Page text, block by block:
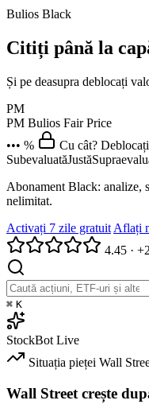
Bulios Black
Citiți până la
Și pe deasupra deblocați
PM
PM Bulios Fair Price
••• %
Cu cât? Deblocați
SubevaluatăJustă
Abonament Black: analize,
nelimitat.
Activați 7 zile gratuit Aflați
4.45 ·
⌘ K
StockBot Live
Situația pieței Wall
Wall Street crește